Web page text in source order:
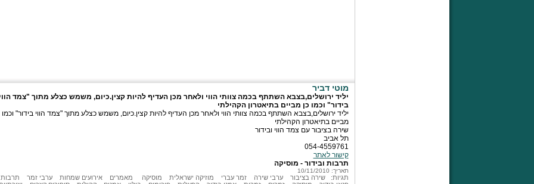
מוטי דביר
יליד ירושלים,בצבא השתתף בכמה צוותי הווי ולאחר מכן העדיף להיות קצין.כיום, משמש כצלע מתוך "צמד
בידור" וכמו כן מביים בתיאטרון הקהילתי
יליד ירושלים,בצבא השתתף בכמה צוותי הווי ולאחר מכן העדיף להיות קצין.כיום, משמש כצלע מתוך "צמד הווי בידור" וכמו
מביים בתיאטרון הקהילתי
שירה בציבור עם צמד הווי ובידור
תל אביב
054-4559761
קישור לאתר
תרבות ובידור - מוסיקה
תאריך: 10/11/2010
תגיות:שירה בציבור ערבי שירה זמר עברי מוזיקה ישראלית מוסיקה מאמרים אירועים שמחות ערבי זמר
תרבות